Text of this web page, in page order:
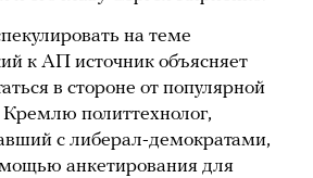
на теме
к АП источник объясняет
в стороне от популярной
политтехнолог,
с либерал-демократами,
анкетирования для